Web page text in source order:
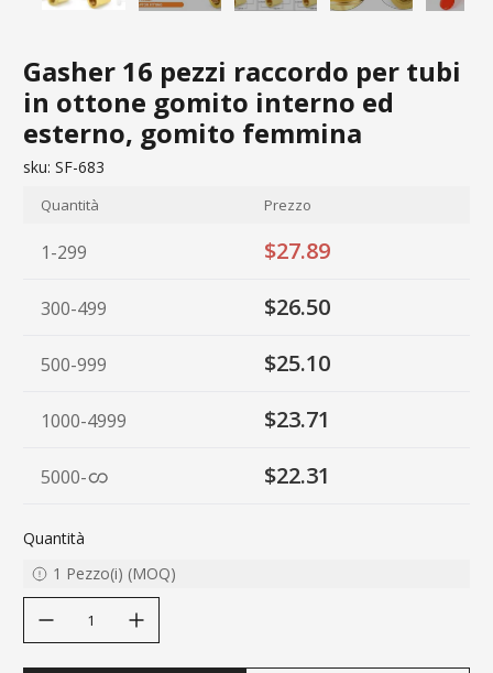
Gasher 16 pezzi raccordo per tubi
in ottone gomito interno ed
esterno, gomito femmina
sku: SF-683
Quantità Prezzo
1-299 $27.89
300-499 $26.50
500-999 $25.10
1000-4999 $23.71
5000- $22.31
Quantità
1 Pezzo(i) (MOQ)